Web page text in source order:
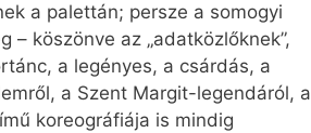
a palettán; persze a somogyi
köszönve az „adatközlőknek”,
a legényes, a csárdás, a
a Szent Margit-legendáról, a
koreográfiája is mindig